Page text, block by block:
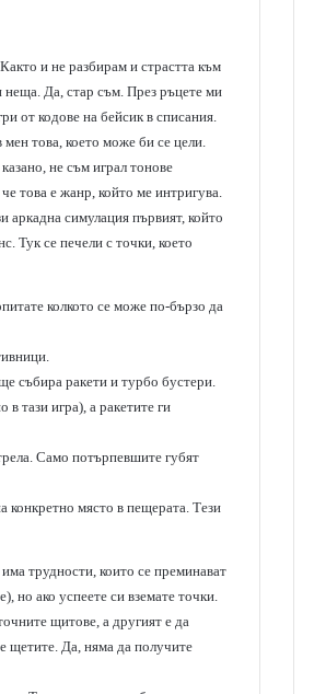
и не разбирам и страстта към
неща. Да, стар съм. През ръцете ми
от кодове на бейсик в списания.
това, което може би се цели.
не съм играл тонове
това е жанр, който ме интригува.
симулация първият, който
Тук се печели с точки, което
колкото се може по-бързо да
събира ракети и турбо бустери.
тази игра), а ракетите ги
Само потърпевшите губят
конкретно място в пещерата. Тези
трудности, които се преминават
но ако успеете си вземате точки.
щитове, а другият е да
щетите. Да, няма да получите